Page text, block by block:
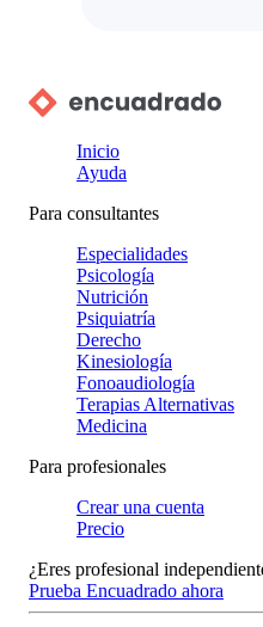
Inicio
Ayuda
Para consultantes
Especialidades
Psicología
Nutrición
Psiquiatría
Derecho
Kinesiología
Fonoaudiología
Terapias Alternativas
Medicina
Para profesionales
Crear una cuenta
Precio
¿Eres profesional
Prueba Encuadrado ahora